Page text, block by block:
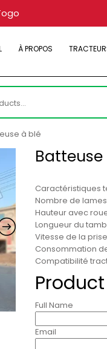
À PROPOS
à blé
Caractéristiques
Nombre de lames
Hauteur avec
Longueur du
Vitesse de la
Consommation
Compatibilité
Full Name
Email